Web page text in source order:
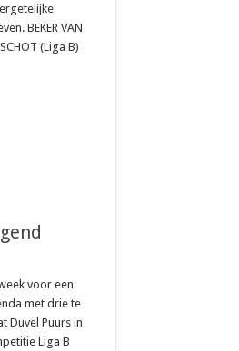
BEKER VAN
(Liga B)
voor een
met drie te
Duvel Puurs in
Liga B